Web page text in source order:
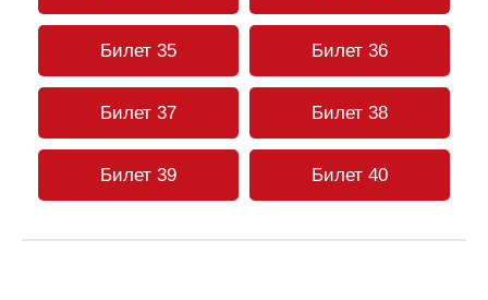
Билет 35 Билет 36
Билет 37 Билет 38
Билет 39 Билет 40